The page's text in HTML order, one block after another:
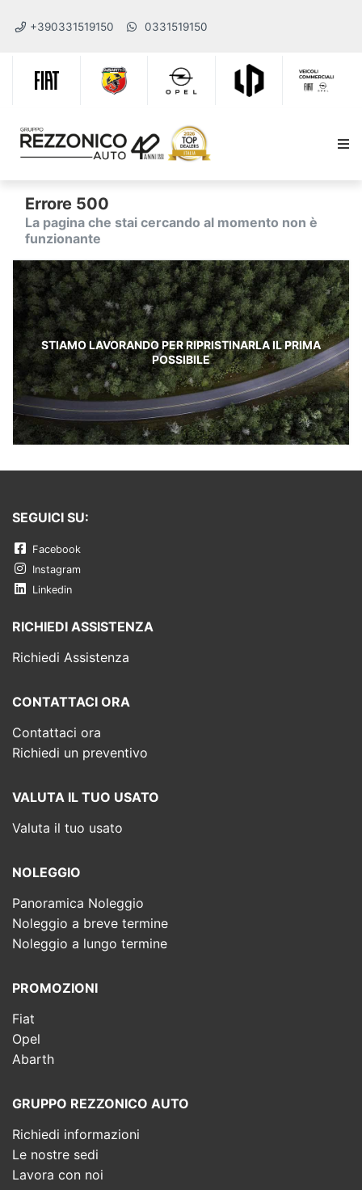
+390331519150 0331519150
Errore 500
La pagina che stai cercando al momento non è
funzionante
STIAMO LAVORANDO PER RIPRISTINARLA IL PRIMA
POSSIBILE
SEGUICI SU:
Facebook
Instagram
Linkedin
RICHIEDI ASSISTENZA
Richiedi Assistenza
CONTATTACI ORA
Contattaci ora
Richiedi un preventivo
VALUTA IL TUO USATO
Valuta il tuo usato
NOLEGGIO
Panoramica Noleggio
Noleggio a breve termine
Noleggio a lungo termine
PROMOZIONI
Fiat
Opel
Abarth
GRUPPO REZZONICO AUTO
Richiedi informazioni
Le nostre sedi
Lavora con noi